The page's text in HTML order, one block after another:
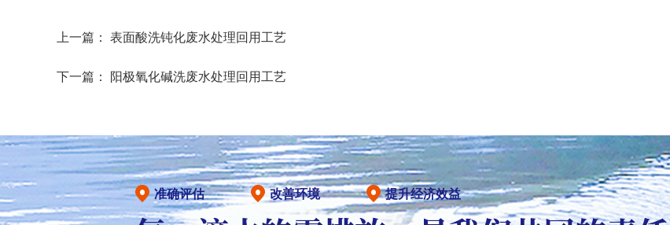
上一篇： 表面酸洗钝化废水处理回用工艺
下一篇： 阳极氧化碱洗废水处理回用工艺
准确评估 改善环境 提升经济效益